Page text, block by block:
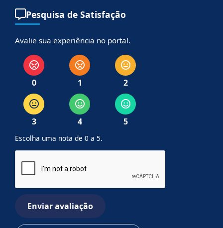
Pesquisa de Satisfação
Avalie sua experiência no portal.
0 1 2
3 4 5
Escolha uma nota de 0 a 5.
Enviar avaliação